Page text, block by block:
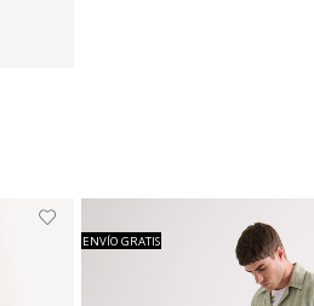
ENVÍO GRATIS